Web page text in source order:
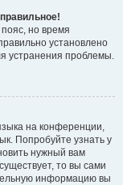
но время
установлено
устранения проблемы.
на конференции,
Попробуйте узнать у
нужный вам
то вы сами
информацию вы